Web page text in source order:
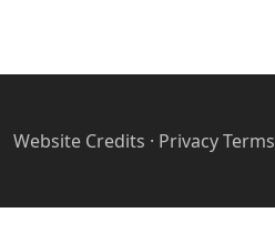
Website Credits · Privacy Terms